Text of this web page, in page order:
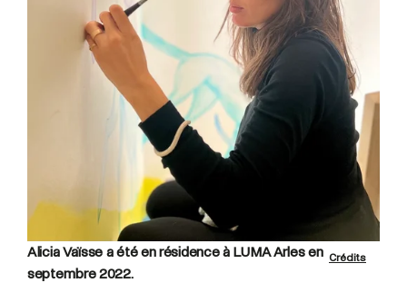
Crédits
Alicia Vaïsse a été en résidence à LUMA Arles en
septembre 2022.